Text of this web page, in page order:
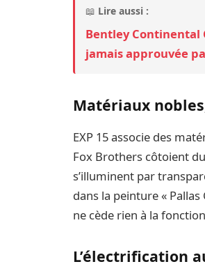
📖 Lire aussi :
Bentley Continental
jamais approuvée
Matériaux
EXP 15 associe des
Fox Brothers côtoient
s’illuminent par
dans la peinture «
ne cède rien à la
L’électrification